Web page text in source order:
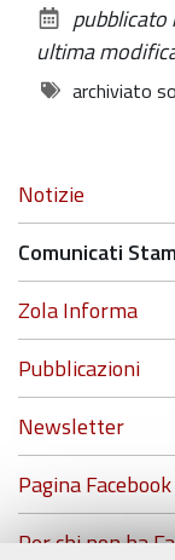
documento
pubblicato
ultima
archiviato
Navigazione
Notizie
Comunicati
Zola Informa
Pubblicazioni
Newsletter
Pagina
Per chi non ha